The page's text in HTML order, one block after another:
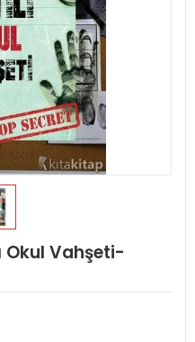
Okul Vahşeti-